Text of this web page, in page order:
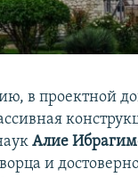
в проектной
Алие
и